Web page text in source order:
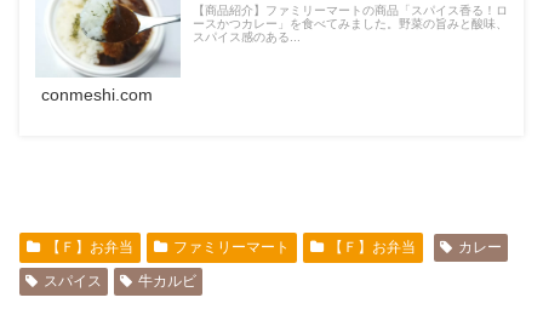
【商品紹介】ファミリーマートの商品「スパイス香る！ロ
ースかつカレー」を食べてみました。野菜の旨みと酸味、
スパイス感のある...
conmeshi.com
【Ｆ】お弁当 ファミリーマート 【Ｆ】お弁当
カレー
スパイス
牛カルビ